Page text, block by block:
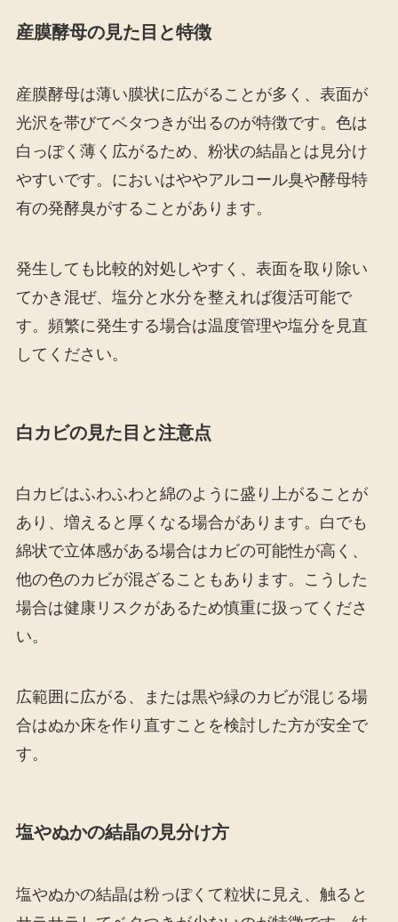
産膜酵母の見た目と特徴
産膜酵母は薄い膜状に広がることが多く、表面が
光沢を帯びてベタつきが出るのが特徴です。色は
白っぽく薄く広がるため、粉状の結晶とは見分け
やすいです。においはややアルコール臭や酵母特
有の発酵臭がすることがあります。
発生しても比較的対処しやすく、表面を取り除い
てかき混ぜ、塩分と水分を整えれば復活可能で
す。頻繁に発生する場合は温度管理や塩分を見直
してください。
白カビの見た目と注意点
白カビはふわふわと綿のように盛り上がることが
あり、増えると厚くなる場合があります。白でも
綿状で立体感がある場合はカビの可能性が高く、
他の色のカビが混ざることもあります。こうした
場合は健康リスクがあるため慎重に扱ってくださ
い。
広範囲に広がる、または黒や緑のカビが混じる場
合はぬか床を作り直すことを検討した方が安全で
す。
塩やぬかの結晶の見分け方
塩やぬかの結晶は粉っぽくて粒状に見え、触ると